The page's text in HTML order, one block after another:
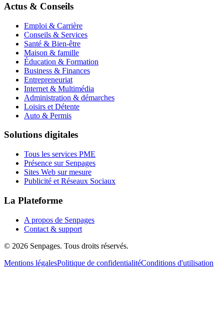
Actus & Conseils
Emploi & Carrière
Conseils & Services
Santé & Bien-être
Maison & famille
Éducation & Formation
Business & Finances
Entrepreneuriat
Internet & Multimédia
Administration & démarches
Loisirs et Détente
Auto & Permis
Solutions digitales
Tous les services PME
Présence sur Senpages
Sites Web sur mesure
Publicité et Réseaux Sociaux
La Plateforme
A propos de Senpages
Contact & support
© 2026 Senpages. Tous droits réservés.
Mentions légalesPolitique de confidentialitéConditions d'utilisation